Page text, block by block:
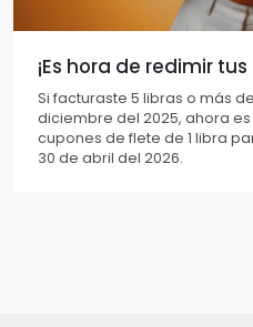
¡Es hora de redimir
Si facturaste 5 libras o más
diciembre del 2025, ahora
cupones de flete de 1 libra
30 de abril del 2026.